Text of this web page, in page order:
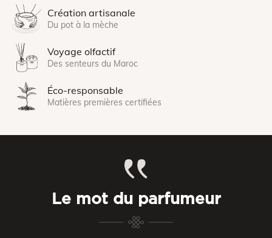
Création artisanale
Du pot à la mèche
Voyage olfactif
Des senteurs du Maroc
Éco-responsable
Matières premières certifiées
Le mot du parfumeur